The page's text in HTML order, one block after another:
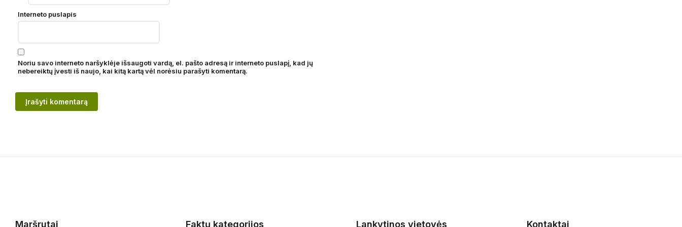
Interneto puslapis
Noriu savo interneto naršyklėje išsaugoti vardą, el. pašto adresą ir interneto puslapį, kad jų
nebereiktų įvesti iš naujo, kai kitą kartą vėl norėsiu parašyti komentarą.
Maršrutai Faktų kategorijos Lankytinos vietovės Kontaktai